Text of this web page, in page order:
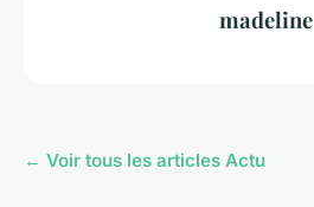
madeline
← Voir tous les articles Actu